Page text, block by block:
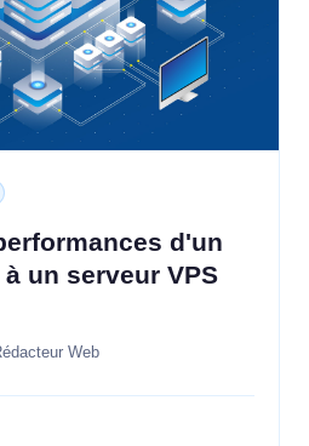
d'un
un serveur VPS
Web